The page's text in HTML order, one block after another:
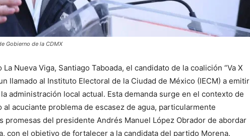
Gobierno de la CDMX
Nueva Viga, Santiago Taboada, el candidato de la coalición “Va X
llamado al Instituto Electoral de la Ciudad de México (IECM) a emitir
administración local actual. Esta demanda surge en el contexto de
acuciante problema de escasez de agua, particularmente
promesas del presidente Andrés Manuel López Obrador de abordar
con el objetivo de fortalecer a la candidata del partido Morena.